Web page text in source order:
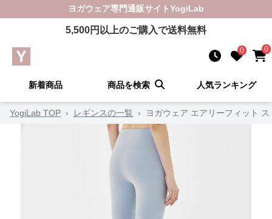
ヨガウェア専門通販サイトYogiLab
5,500円以上のご購入で送料無料
0 0
新着商品 商品を検索 人気ランキング
YogiLab TOP › レギンスの一覧 › ヨガウェア エアリーフィット